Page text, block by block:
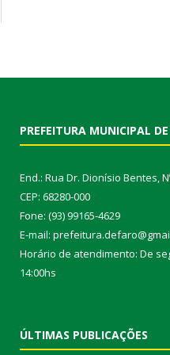
PREFEITURA MUNICIPAL
End.: Rua Dr. Dionísio Bentes,
CEP: 68280-000
Fone: (93) 99165-4629
E-mail:
Horário de atendimento: De
14:00hs
ÚLTIMAS PUBLICAÇÕES